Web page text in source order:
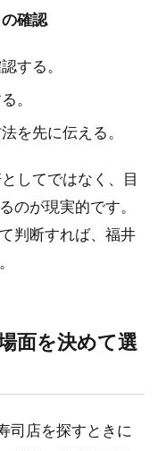
確認
する。
。
を先に伝える。
してではなく、目
のが現実的です。
判断すれば、福井
面を決めて選
司店を探すときに